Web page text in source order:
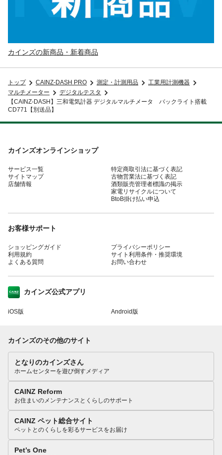
カインズの新商品・新着商品
トップ CAINZ-DASH PRO 測定・計測用品
工業用計測機器
マルチメーター
デジタルテスタ
【CAINZ-DASH】三和電気計器 デジタルマルチメータ バックライト搭載
CD771【別送品】
カインズオンラインショップ
サービス一覧
サイトマップ
店舗情報
特定商取引法に基づく表記
古物営業法に基づく表記
酒類販売管理者標識の掲示
家電リサイクルについて
BtoB掛け払い申込
お客様サポート
ショッピングガイド
利用規約
よくある質問
プライバシーポリシー
サイト利用条件・推奨環境
お問い合わせ
カインズ公式アプリ
iOS版 Android版
カインズのその他のサイト
となりのカインズさん
ホームセンターを遊び倒すメディア
CAINZ Reform
お住まいのメンテナンスとくらしのサポート
CAINZ ペット総合サイト
ペットとのくらしを彩るサービスをお届け
Pet’s One